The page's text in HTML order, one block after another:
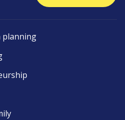
planning